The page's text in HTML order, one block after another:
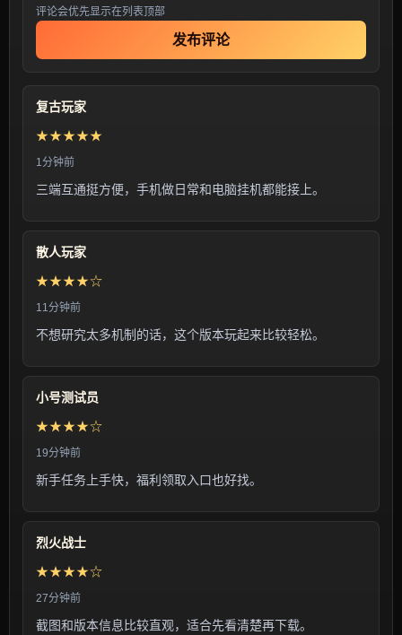
评论会优先显示在列表顶部
发布评论
复古玩家
★★★★★
1分钟前
三端互通挺方便，手机做日常和电脑挂机都能接上。
散人玩家
★★★★☆
11分钟前
不想研究太多机制的话，这个版本玩起来比较轻松。
小号测试员
★★★★☆
19分钟前
新手任务上手快，福利领取入口也好找。
烈火战士
★★★★☆
27分钟前
截图和版本信息比较直观，适合先看清楚再下载。